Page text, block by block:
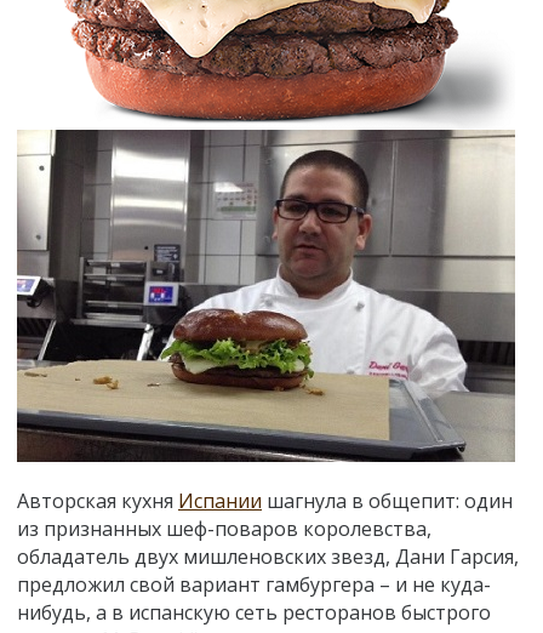
Авторская кухня Испании шагнула в общепит: один
из признанных шеф-поваров королевства,
обладатель двух мишленовских звезд, Дани Гарсия,
предложил свой вариант гамбургера – и не куда-
нибудь, а в испанскую сеть ресторанов быстрого